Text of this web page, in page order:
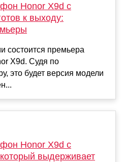
Honor X9d с
к выходу:
состоится премьера
X9d. Судя по
это будет версия модели
Honor X9d с
выдерживает